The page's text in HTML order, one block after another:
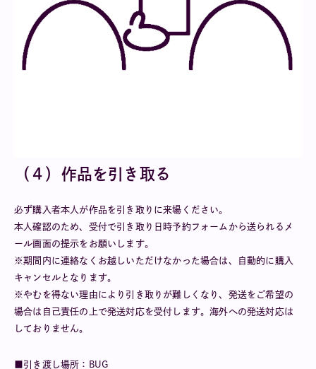
（４）作品を引き取る
必ず購入者本人が作品を引き取りに来場ください。
本人確認のため、受付で引き取り日時予約フォームから送られるメ
ール画面の提示をお願いします。
※期間内に連絡なくお越しいただけなかった場合は、自動的に購入
キャンセルとなります。
※やむを得ない理由により引き取りが難しくなり、発送をご希望の
場合は自己責任の上で発送対応を受付します。海外への発送対応は
しておりません。
■引き渡し場所：BUG